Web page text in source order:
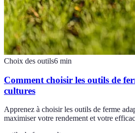
Choix des outils6 min
Comment choisir les outils de
cultures
Apprenez à choisir les outils de ferme
maximiser votre rendement et votre